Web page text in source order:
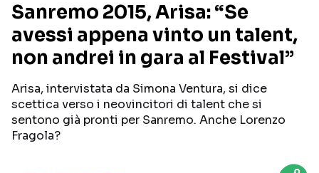
RECENSIONI MUSICALI
INTERVISTE
GOSSIP E CURIOSITÀ
TESTI CANZONI
TOUR ED EVENTI
TALENT SHOW
Sanremo 2015, Arisa: “Se
avessi appena vinto un talent,
non andrei in gara al Festival”
Arisa, intervistata da Simona Ventura, si dice
scettica verso i neovincitori di talent che si
sentono già pronti per Sanremo. Anche Lorenzo
Fragola?